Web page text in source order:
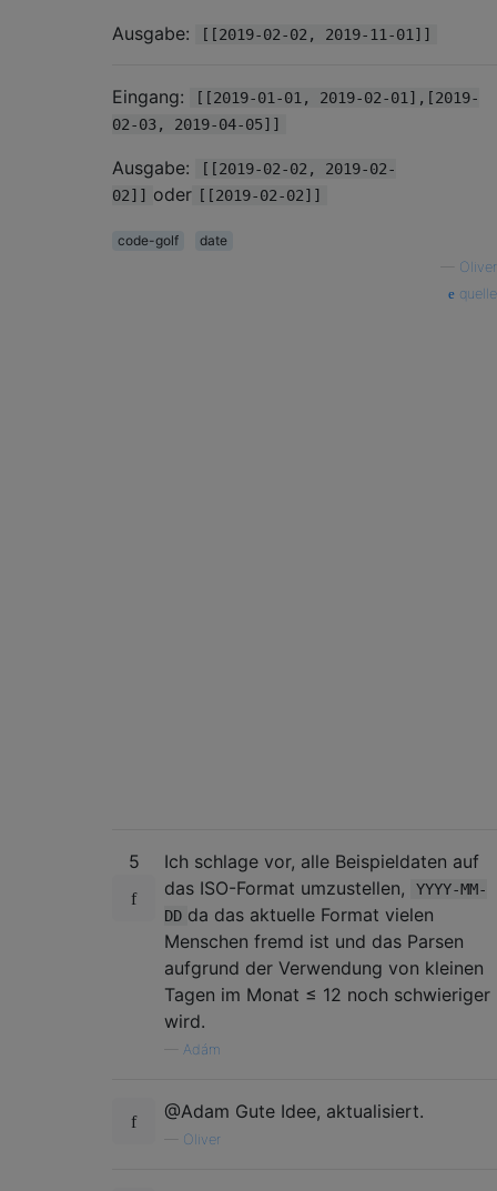
Ausgabe: [[2019-02-02, 2019-11-01]]
Eingang:
[[2019-01-01, 2019-02-01],[2019-
02-03, 2019-04-05]]
Ausgabe:
[[2019-02-02, 2019-02-
02]]
oder [[2019-02-02]]
code-golf
date
Oliver
quelle
5
Ich schlage vor, alle Beispieldaten auf
das ISO-Format umzustellen,
YYYY-MM-
DD da das aktuelle Format vielen
Menschen fremd ist und das Parsen
aufgrund der Verwendung von kleinen
Tagen im Monat ≤ 12 noch schwieriger
wird.
Adám
@Adam Gute Idee, aktualisiert.
Oliver